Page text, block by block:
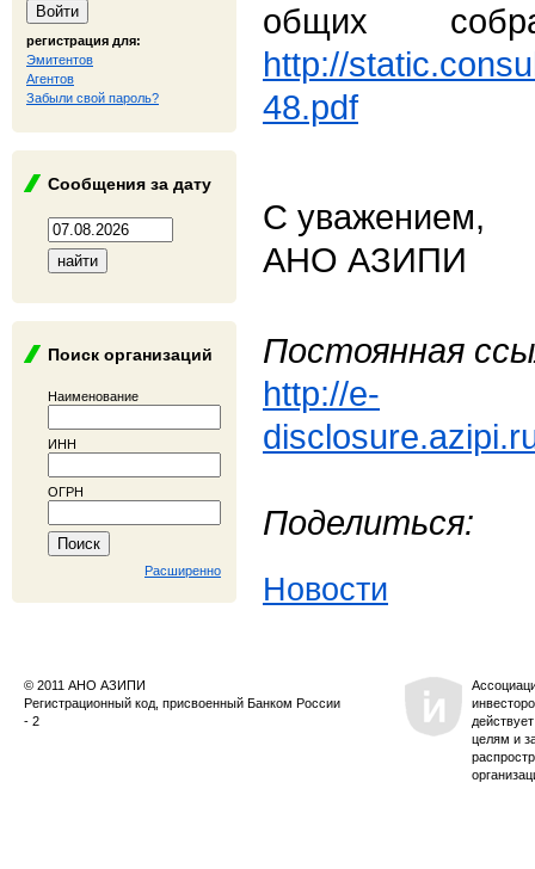
регистрация для:
Эмитентов
Агентов
Забыли свой пароль?
Сообщения за дату
Поиск организаций
Наименование
ИНН
ОГРН
Расширенно
общих
http://
48.pdf
С уважением,
АНО АЗИПИ
Постоянная
http://e-
Поделиться:
Новости
© 2011 АНО АЗИПИ
Регистрационный код, присвоенный Банком России
- 2
целям и